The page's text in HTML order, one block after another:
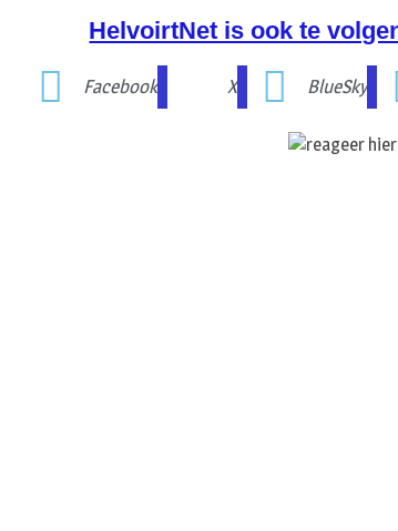
HelvoirtNet is ook te
Facebook X BlueSky